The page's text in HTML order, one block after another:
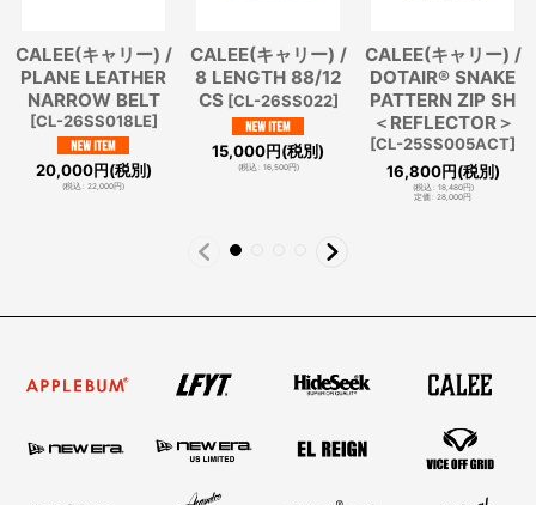
CALEE(キャリー) /
PLANE LEATHER
NARROW BELT
[CL-26SS018LE]
20,000円(税別)
(税込: 22,000円)
CALEE(キャリー) /
8 LENGTH 88/12
CS [CL-26SS022]
15,000円(税別)
(税込: 16,500円)
CALEE(キャリー) /
DOTAIR®︎ SNAKE
PATTERN ZIP SH
＜REFLECTOR＞
[CL-25SS005ACT]
16,800円(税別)
(税込: 18,480円)
定価 : 28,000円